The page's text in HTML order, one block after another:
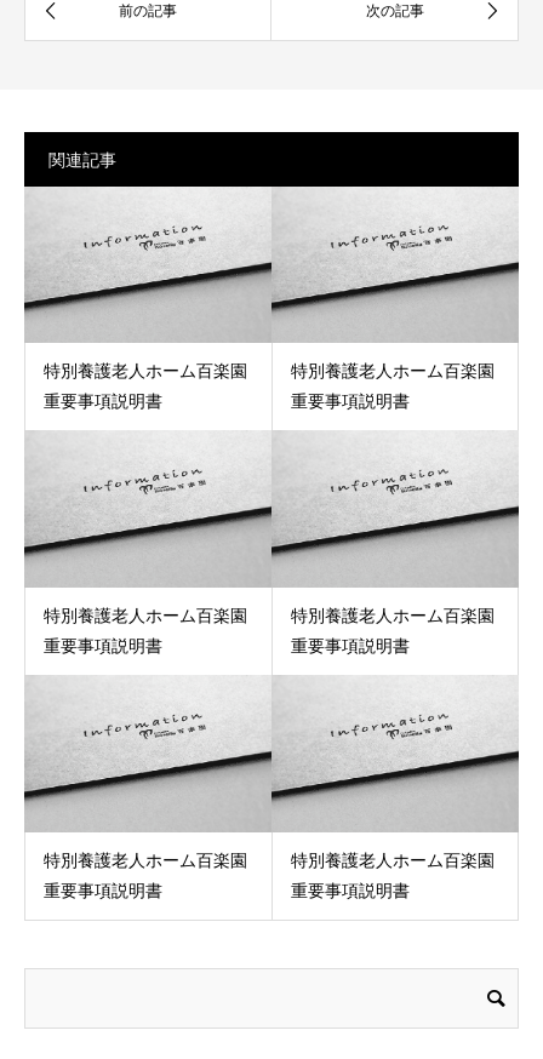
関連記事
特別養護老人ホーム百楽園
重要事項説明書
特別養護老人ホーム百楽園
重要事項説明書
特別養護老人ホーム百楽園
重要事項説明書
特別養護老人ホーム百楽園
重要事項説明書
特別養護老人ホーム百楽園
重要事項説明書
特別養護老人ホーム百楽園
重要事項説明書